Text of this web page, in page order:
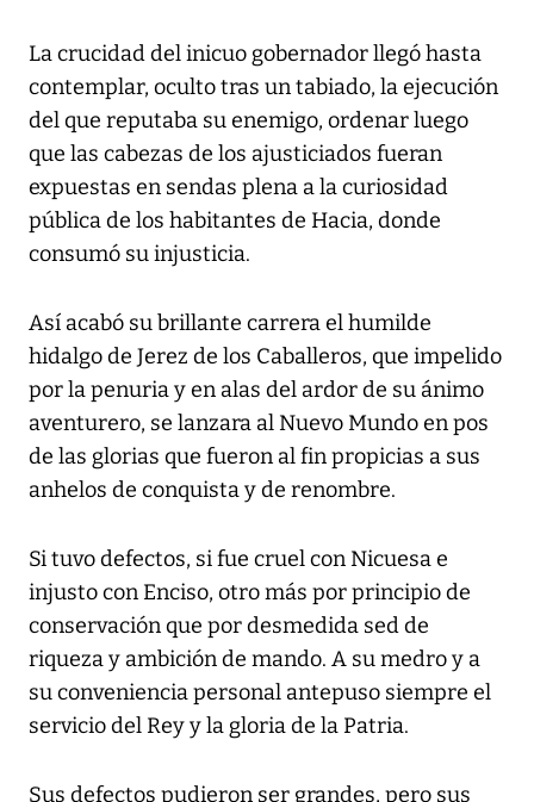
La crucidad del inicuo gobernador llegó hasta
contemplar, oculto tras un tabiado, la ejecución
del que reputaba su enemigo, ordenar luego
que las cabezas de los ajusticiados fueran
expuestas en sendas plena a la curiosidad
pública de los habitantes de Hacia, donde
consumó su injusticia.
Así acabó su brillante carrera el humilde
hidalgo de Jerez de los Caballeros, que impelido
por la penuria y en alas del ardor de su ánimo
aventurero, se lanzara al Nuevo Mundo en pos
de las glorias que fueron al fin propicias a sus
anhelos de conquista y de renombre.
Si tuvo defectos, si fue cruel con Nicuesa e
injusto con Enciso, otro más por principio de
conservación que por desmedida sed de
riqueza y ambición de mando. A su medro y a
su conveniencia personal antepuso siempre el
servicio del Rey y la gloria de la Patria.
Sus defectos pudieron ser grandes, pero sus